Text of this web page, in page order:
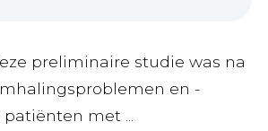
preliminaire studie was na
en -
met ...